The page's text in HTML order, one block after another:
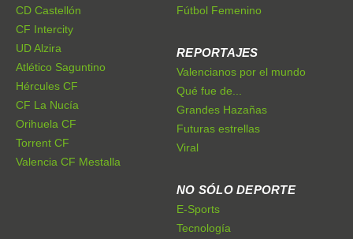
CD Castellón
CF Intercity
UD Alzira
Atlético Saguntino
Hércules CF
CF La Nucía
Orihuela CF
Torrent CF
Valencia CF Mestalla
Fútbol Femenino
REPORTAJES
Valencianos por el mundo
Qué fue de...
Grandes Hazañas
Futuras estrellas
Viral
NO SÓLO DEPORTE
E-Sports
Tecnología